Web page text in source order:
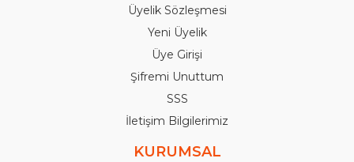
Üyelik Sözleşmesi
Yeni Üyelik
Üye Girişi
Şifremi Unuttum
SSS
İletişim Bilgilerimiz
KURUMSAL